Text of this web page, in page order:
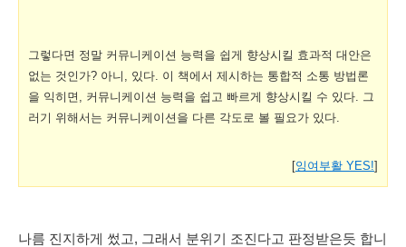
그렇다면 정말 커뮤니케이션 능력을 쉽게 향상시킬 효과적 대안은
없는 것인가? 아니, 있다. 이 책에서 제시하는 통합적 소통 방법론
을 익히면, 커뮤니케이션 능력을 쉽고 빠르게 향상시킬 수 있다.
그
러기 위해서는 커뮤니케이션을 다른 각도로 볼 필요가 있다
[잉여부활 YES!]
나름 진지하게 썼고, 그래서 분위기 조진다고 판정받은듯 합니